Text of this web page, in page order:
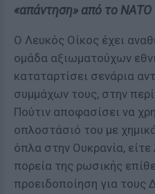
«απάντηση» από το ΝΑΤΟ
Ο Λευκός Οίκος έχει
ομάδα αξιωματούχων
καταταρτίσει σενάρια
συμμάχων τους, στην
Πούτιν αποφασίσει να
οπλοστάσιό του με
όπλα στην Ουκρανία,
πορεία της ρωσικής
προειδοποίηση για τους